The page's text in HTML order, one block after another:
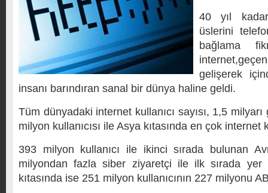
40 yıl
üslerini
bağlama
gelişerek
insanı barındıran sanal bir dünya haline geldi.
Tüm dünyadaki internet kullanıcı sayısı, 1,5
milyon kullanıcısı ile Asya kıtasında en çok internet
393 milyon kullanıcı ile ikinci sırada bulunan
milyondan fazla siber ziyaretçi ile ilk sırada yer
kıtasında ise 251 milyon kullanıcının 227 milyonu